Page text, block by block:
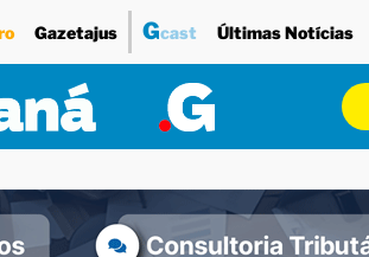
Gazetajus Gcast Últimas Notícias